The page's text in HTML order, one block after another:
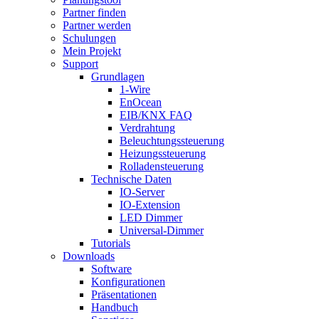
Partner finden
Partner werden
Schulungen
Mein Projekt
Support
Grundlagen
1-Wire
EnOcean
EIB/KNX FAQ
Verdrahtung
Beleuchtungssteuerung
Heizungssteuerung
Rolladensteuerung
Technische Daten
IO-Server
IO-Extension
LED Dimmer
Universal-Dimmer
Tutorials
Downloads
Software
Konfigurationen
Präsentationen
Handbuch